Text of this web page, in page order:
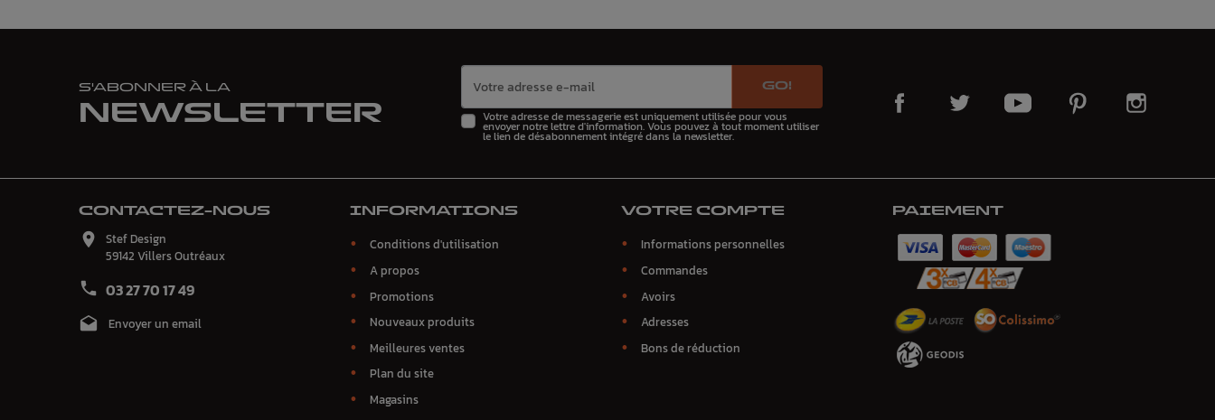
S'ABONNER À LA
NEWSLETTER
GO!
Votre adresse de messagerie est uniquement utilisée pour vous
envoyer notre lettre d'information. Vous pouvez à tout moment utiliser
le lien de désabonnement intégré dans la newsletter.
CONTACTEZ-NOUS

Stef Design
59142 Villers Outréaux
 03 27 70 17 49
 Envoyer un email
INFORMATIONS
Conditions d'utilisation
A propos
Promotions
Nouveaux produits
Meilleures ventes
Plan du site
Magasins
VOTRE COMPTE
Informations personnelles
Commandes
Avoirs
Adresses
Bons de réduction
PAIEMENT